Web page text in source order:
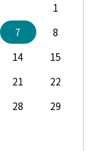
1
7
8
14
15
21
22
28
29